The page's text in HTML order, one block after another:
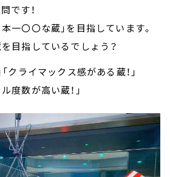
です！
一〇〇な蔵」を目指しています。
目指しているでしょう？
クライマックス感がある蔵！」
度数が高い蔵！」